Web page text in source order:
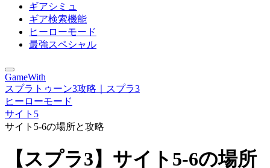
ギアシミュ
ギア検索機能
ヒーローモード
最強スペシャル
GameWith
スプラトゥーン3攻略｜スプラ3
ヒーローモード
サイト5
サイト5-6の場所と攻略
【スプラ3】サイト5-6の場所